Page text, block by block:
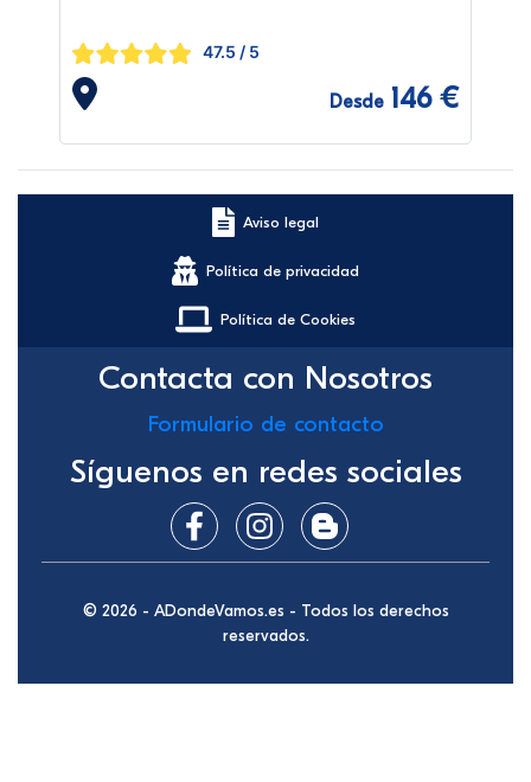
47.5 / 5
Desde 146 €
Aviso legal
Política de privacidad
Política de Cookies
Contacta con Nosotros
Formulario de contacto
Síguenos en redes sociales
© 2026 - ADondeVamos.es - Todos los derechos
reservados.